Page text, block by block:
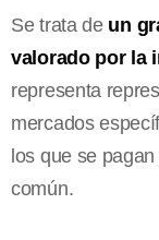
Se trata de un
valorado por la
representa
mercados
los que se
común.